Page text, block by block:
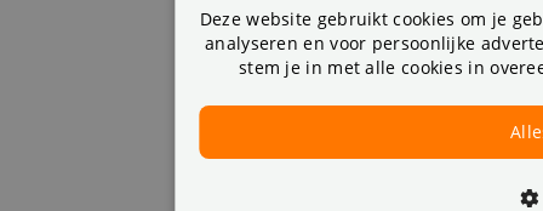
Deze website gebruikt cookies om je
analyseren en voor persoonlijke
stem je in met alle cookies in